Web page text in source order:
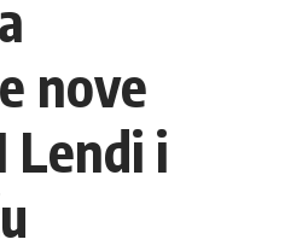
nove
Lendi i